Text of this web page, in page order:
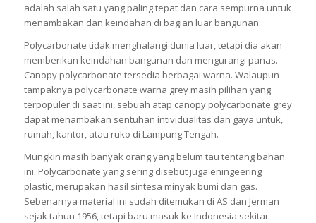
adalah salah satu yang paling tepat dan cara sempurna untuk
menambakan dan keindahan di bagian luar bangunan.
Polycarbonate tidak menghalangi dunia luar, tetapi dia akan
memberikan keindahan bangunan dan mengurangi panas.
Canopy polycarbonate tersedia berbagai warna. Walaupun
tampaknya polycarbonate warna grey masih pilihan yang
terpopuler di saat ini, sebuah atap canopy polycarbonate grey
dapat menambakan sentuhan intividualitas dan gaya untuk,
rumah, kantor, atau ruko di Lampung Tengah.
Mungkin masih banyak orang yang belum tau tentang bahan
ini. Polycarbonate yang sering disebut juga eningeering
plastic, merupakan hasil sintesa minyak bumi dan gas.
Sebenarnya material ini sudah ditemukan di AS dan Jerman
sejak tahun 1956, tetapi baru masuk ke Indonesia sekitar